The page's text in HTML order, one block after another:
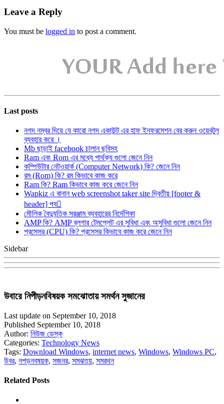
Leave a Reply
You must be logged in to post a comment.
Last posts
নগদ নম্বর দিয়ে যে কারো নগদ একাউন্ট এর হাফ ইনফরমেশন বের করুন ওয়েবটুল
ব্যবহার করে ।
Mb ছাড়াই facebook চালান ছবিসহ
Ram এবং Rom এর মধ্যে পার্থক্য গুলো জেনে নিন
কম্পিউটার নেটওয়ার্ক (Computer Network) কি? জেনে নিন
রম (Rom) কি? রম কিভাবে কাজ করে
Ram কি? Ram কিভাবে কাজ করে জেনে নিন
Wapkiz এ বানান web screenshot taker site দ্বিতীয় [footer &
header] পব
মৌলিক বৈদ্যুতিক সরঞ্জাম ব্যবহারের নির্দেশিকা
AMP কি? AMP ব্লগার টেমপ্লেট এর সুবিধা এবং অসুবিধা গুলো জেনে নিন
প্রসেসর (CPU) কি? প্রসেসর কিভাবে কাজ করে জেনে নিন
Sidebar
উবারে নিপীড়নবিষয়ক সমঝোতায় সমর্থন সুজানের
Last update on September 10, 2018
Published September 10, 2018
Author: নিউজ ডেস্ক
Categories: Technology News
Tags: Download Windows, internet news, Windows, Windows PC,
উবর, নপড়নবষয়ক, সজনর, সমঝতয়, সমরথন
Related Posts